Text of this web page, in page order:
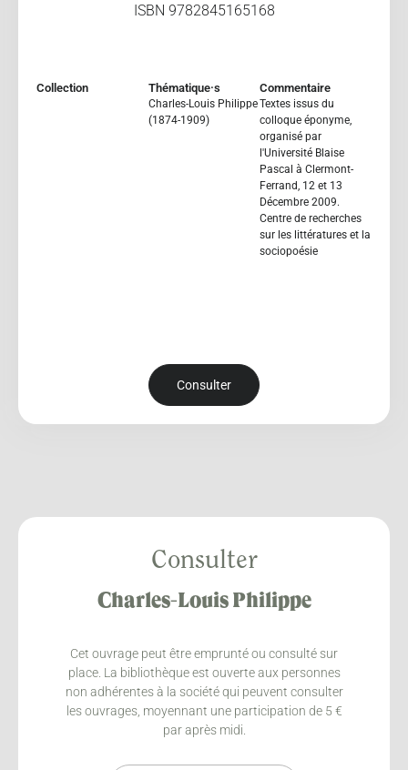
ISBN 9782845165168
Collection Thématique·s
Charles-Louis Philippe
(1874-1909)
Commentaire
Textes issus du
colloque éponyme,
organisé par
l'Université Blaise
Pascal à Clermont-
Ferrand, 12 et 13
Décembre 2009.
Centre de recherches
sur les littératures et la
sociopoésie
Consulter
Consulter
Charles-Louis Philippe
Cet ouvrage peut être emprunté ou consulté sur
place. La bibliothèque est ouverte aux personnes
non adhérentes à la société qui peuvent consulter
les ouvrages, moyennant une participation de 5 €
par après midi.